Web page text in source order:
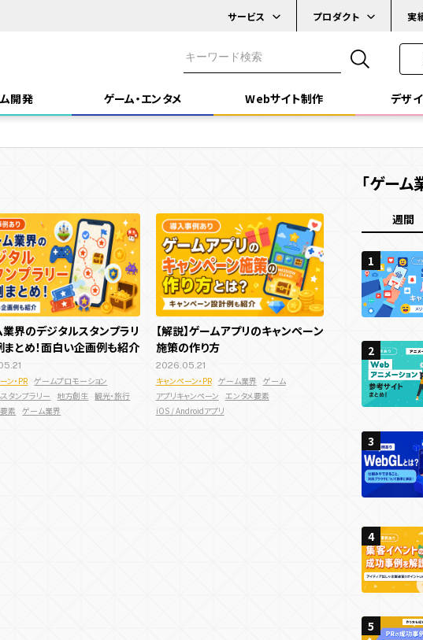
サービス
システム開発
ゲーム・エンタメ
プロダクト
デジタル
実
実績一覧
ケーススタディ
開発
システム開発目的
コスト削減・効率化 省人化
ゲーム・エンタメ
メ」
マーケティングデータ取得
顧客向け施策
ブランディング
施策種類・キャンペーン種類
SNSキャンペーン Webキャンペーン
アプリキャンペーン
ゲームプロモーション IP活用 リアルイベント
ゲーミフィケーション
冬キャンペーン
PR
Webサイト制作
WEB DESIGN & DEVELOPMENT
サイト種類
コーポレートサイト 採用サイト
サービス・ブランドサイト メディアサイト
ECサイト キャンペーンサイト 周年・CSRサイト
機能
多言語化機能 CMS機能
会員・ログイ
デザ
DESIGN & TECHNOLOGY
デザイン・技術
デザイン UI・UX UI・UXデザイン
プログラミング
メーカー SNS iOS / Androidアプリ
AR
CSS
マルチプレイ
CSRサイト
機能
多言語化機能 CMS機能
会員・ログイン機能
キャンペーン目的
認知拡大 販売
新規顧客獲得施策
店舗誘引 EC
界のデジタルスタンプラリ
まとめ！面白い企画例も紹介
ン・PR ゲームプロモーション
タンプラリー
地方創生 観光・旅行
素
ゲーム業界
【解説】ゲームアプリのキャンペーン
施策の作り方
2026.05.21
キャンペーン・PR ゲーム業界 ゲーム
アプリキャンペーン エンタメ要素
iOS / Androidアプリ
「ゲー
週間
1
2
3
4
5
1
2
3
4
5
1
2
3
4
5